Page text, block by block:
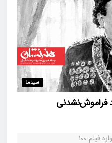
سینما
فراموش‌نشدنی